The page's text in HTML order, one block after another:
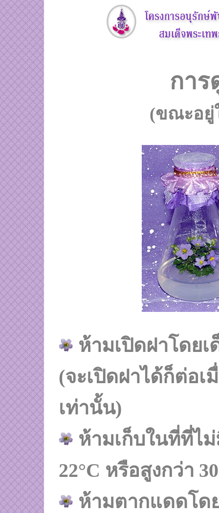
การ
(ขณะอยู่
ห้ามเปิดฝาโดย
(จะเปิดฝาได้ก็ต่อ
เท่านั้น)
ห้ามเก็บในที่ที่ไ
22°C หรือสูงกว่า 30
ห้ามตากแดดโด